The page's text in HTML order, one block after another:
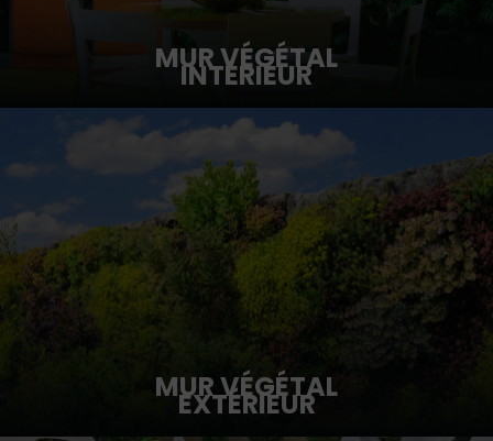
MUR VÉGÉTAL
INTÉRIEUR
MUR VÉGÉTAL
EXTÉRIEUR